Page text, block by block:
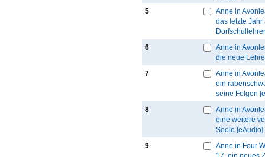
5
Anne in
das letzte Jahr
6
Anne in
die neue
7
Anne in
ein
seine Folgen
8
Anne in
eine weitere
Seele [eAudio]
9
Anne in Four